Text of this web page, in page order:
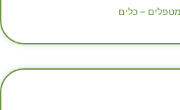
– כלים